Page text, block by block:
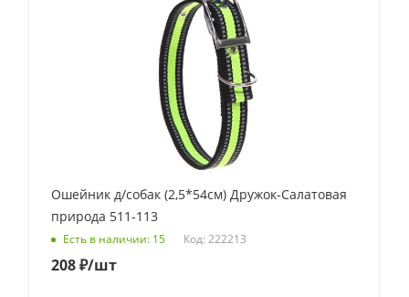
Ошейник д/собак (2,5*54см) Дружок-Салатовая
природа 511-113
Есть в наличии: 15 Код: 222213
208₽/шт